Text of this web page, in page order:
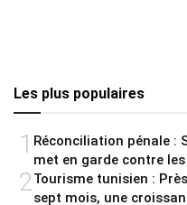
Les plus populaires
1 Réconciliation pénale :
met en garde contre
2Tourisme tunisien :
sept mois, une